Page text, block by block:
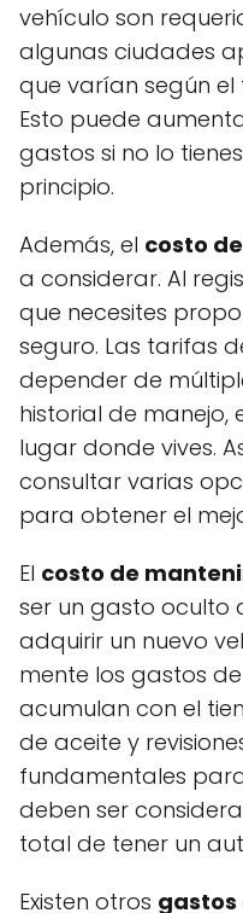
vehículo son
algunas ciudades
que varían según
Esto puede
gastos si no lo
principio.
Además, el costo
a considerar. Al
que necesites
seguro. Las tarifas
depender de
historial de manejo,
lugar donde vives.
consultar varias
para obtener el
El costo de
ser un gasto oculto
adquirir un nuevo
mente los gastos
acumulan con el
de aceite y
fundamentales
deben ser
total de tener un
Existen otros